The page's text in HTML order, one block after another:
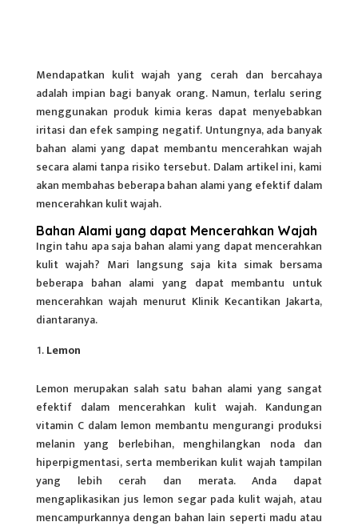
Mendapatkan kulit wajah yang cerah dan bercahaya
adalah impian bagi banyak orang. Namun, terlalu sering
menggunakan produk kimia keras dapat menyebabkan
iritasi dan efek samping negatif. Untungnya, ada banyak
bahan alami yang dapat membantu mencerahkan wajah
secara alami tanpa risiko tersebut. Dalam artikel ini, kami
akan membahas beberapa bahan alami yang efektif dalam
mencerahkan kulit wajah.
Bahan Alami yang dapat Mencerahkan Wajah
Ingin tahu apa saja bahan alami yang dapat mencerahkan
kulit wajah? Mari langsung saja kita simak bersama
beberapa bahan alami yang dapat membantu untuk
mencerahkan wajah menurut Klinik Kecantikan Jakarta,
diantaranya.
Lemon
Lemon merupakan salah satu bahan alami yang sangat
efektif dalam mencerahkan kulit wajah. Kandungan
vitamin C dalam lemon membantu mengurangi produksi
melanin yang berlebihan, menghilangkan noda dan
hiperpigmentasi, serta memberikan kulit wajah tampilan
yang lebih cerah dan merata. Anda dapat
mengaplikasikan jus lemon segar pada kulit wajah, atau
mencampurkannya dengan bahan lain seperti madu atau